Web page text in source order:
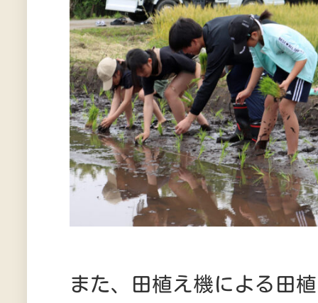
また、田植え機による田